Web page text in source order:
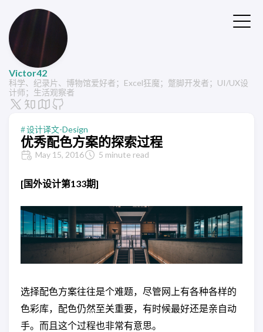
Victor42
科学、纪录片、博物馆爱好者；Excel狂魔；蹩脚开发者；UI/UX设
计师；生活观察者
设计译文-Design
优秀配色方案的探索过程
May 15, 2016 5 minute read
[国外设计第133期]
选择配色方案往往是个难题，尽管网上有各种各样的
色彩库，配色仍然至关重要，有时候最好还是亲自动
手。而且这个过程也非常有意思。